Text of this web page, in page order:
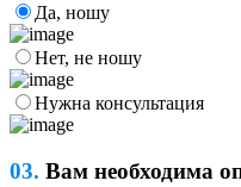
Да, ношу
Нет, не ношу
Нужна консультация
03. Вам необходима